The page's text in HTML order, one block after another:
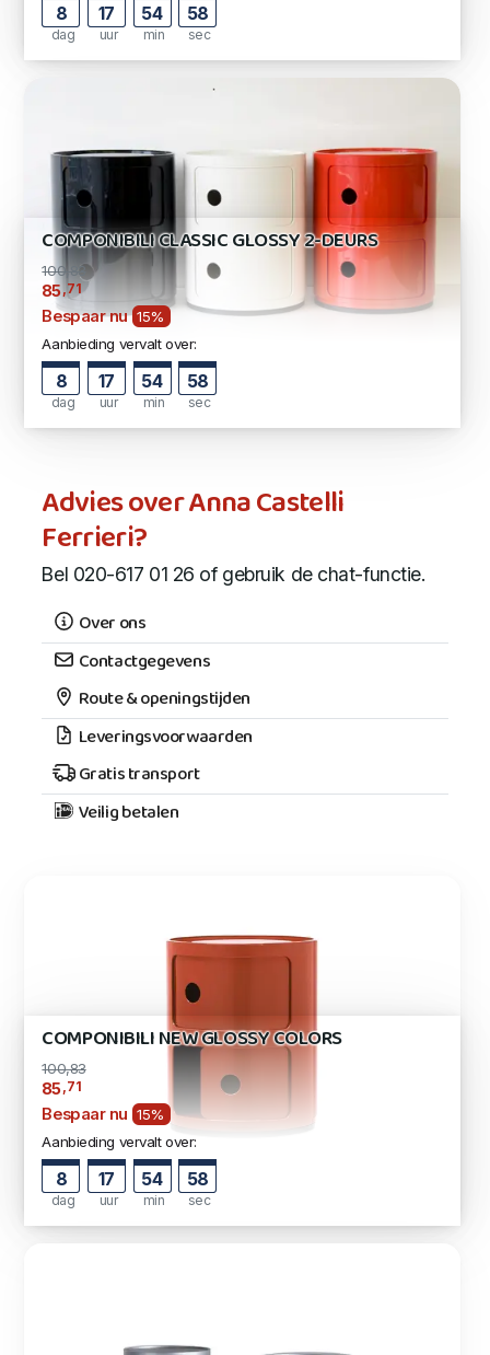
8
dag
17
uur
54
min
57
sec
COMPONIBILI CLASSIC GLOSSY 2-DEURS
100,83
85,71
Bespaar nu 15%
Aanbieding vervalt over:
8
dag
17
uur
54
min
57
sec
Advies over Anna Castelli
Ferrieri?
Bel 020-617 01 26 of gebruik de chat-functie.
Over ons
Contactgegevens
Route & openingstijden
Leveringsvoorwaarden
Gratis transport
Veilig betalen
COMPONIBILI NEW GLOSSY COLORS
100,83
85,71
Bespaar nu 15%
Aanbieding vervalt over:
8
dag
17
uur
54
min
57
sec